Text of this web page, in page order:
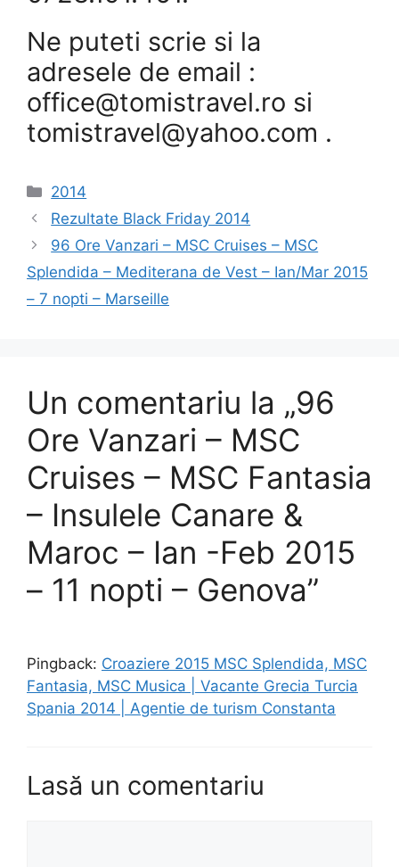
Ne puteti scrie si la
adresele de email :
office@tomistravel.ro si
tomistravel@yahoo.com .
Categorii
2014
Rezultate Black Friday 2014
96 Ore Vanzari – MSC Cruises – MSC
Splendida – Mediterana de Vest – Ian/Mar 2015
– 7 nopti – Marseille
Un comentariu la „96
Ore Vanzari – MSC
Cruises – MSC Fantasia
– Insulele Canare &
Maroc – Ian -Feb 2015
– 11 nopti – Genova”
Pingback: Croaziere 2015 MSC Splendida, MSC
Fantasia, MSC Musica | Vacante Grecia Turcia
Spania 2014 | Agentie de turism Constanta
Lasă un comentariu